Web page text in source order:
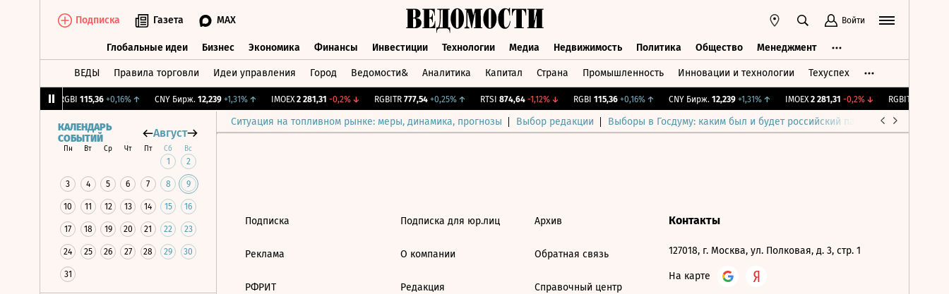
Подписка Газета MAX Войти
Глобальные идеи Бизнес Экономика Финансы Инвестиции Технологии Медиа Недвижимость Политика Общество Менеджмент
ВЕДЫ Правила торговли Идеи управления Город Ведомости& Аналитика Капитал Страна Промышленность Инновации и технологии Техуспех
RGBI 115,36 +0,16%↑ CNY Бирж. 12,239 +1,31%↑ IMOEX 2 281,31 -0,2%↓ RGBITR 777,54 +0,25%↑ RTSI 874,64 -1,12%↓ RGBI 115,36 +0,16%↑ CNY Бирж. 12,239 +1,31%↑ IMOEX 2 281,31 -0,2%↓ RGBITR
Ситуация на топливном рынке: меры, динамика, прогнозы Выбор редакции Выборы в Госдуму: каким был и будет российский парламент
КАЛЕНДАРЬ
СОБЫТИЙ
Август
Пн Вт Ср Чт Пт Сб Вс
1 2
3 4 5 6 7 8 9
10 11 12 13 14 15 16
17 18 19 20 21 22 23
24 25 26 27 28 29 30
31
Подписка
Реклама
РФРИТ
Подписка для юр.лиц
О компании
Редакция
Архив
Обратная связь
Справочный центр
Контакты
127018, г. Москва, ул. Полковая, д. 3, стр. 1
На карте